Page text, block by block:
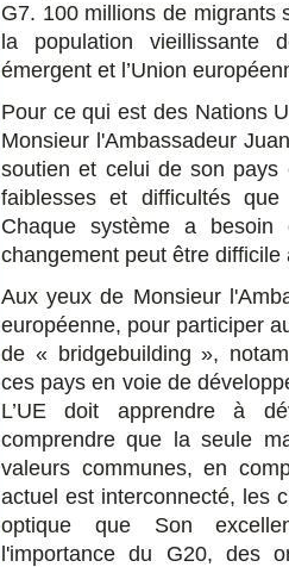
G7. 100 millions de migrants
la population vieillissante
émergent et l’Union
Pour ce qui est des Nations
Monsieur l'Ambassadeur
soutien et celui de son pays
faiblesses et difficultés
Chaque système a
changement peut être difficile
Aux yeux de Monsieur
européenne, pour participer
de « bridgebuilding »,
ces pays en voie de
L’UE doit apprendre à
comprendre que la seule
valeurs communes, en
actuel est interconnecté, les
optique que Son
l'importance du G20, des